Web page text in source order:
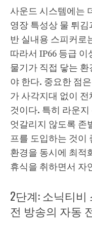
사운드 시스템에는
영장 특성상 물 튀
반 실내용 스피커로
따라서 IP66 등급 이
물기가 직접 닿는
야 한다. 중요한 점
가 사각지대 없이
것이다. 특히 라운
엇갈리지 않도록 존
프를 도입하는 것이
환경을 동시에 최적
휴식을 취하면서 자
2단계: 소닉티
전 방송의 자동